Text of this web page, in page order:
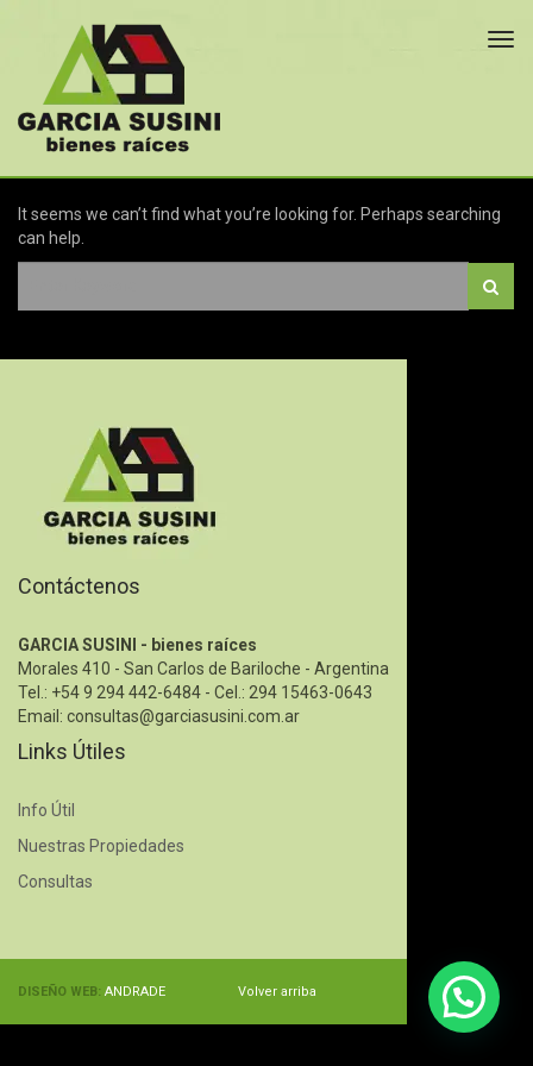
It seems we can’t find what you’re looking for. Perhaps searching
can help.
Contáctenos
GARCIA SUSINI - bienes raíces
Morales 410 - San Carlos de Bariloche - Argentina
Tel.: +54 9 294 442-6484 - Cel.: 294 15463-0643
Email: consultas@garciasusini.com.ar
Links Útiles
Info Útil
Nuestras Propiedades
Consultas
DISEÑO WEB: ANDRADE Volver arriba